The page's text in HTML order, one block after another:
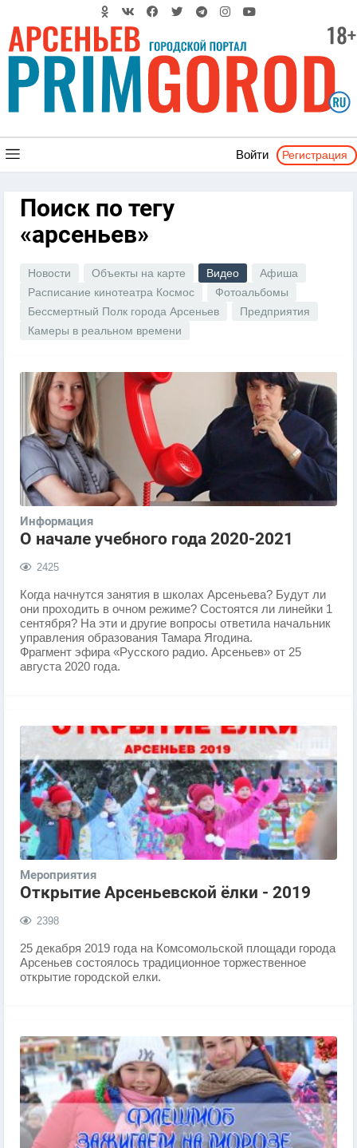
Войти Регистрация
Поиск по тегу
«арсеньев»
Новости Объекты на карте Видео
Афиша
Расписание кинотеатра Космос
Фотоальбомы
Бессмертный Полк города Арсеньев
Предприятия
Камеры в реальном времени
Информация
О начале учебного года 2020-2021
2425
Когда начнутся занятия в школах Арсеньева? Будут ли
они проходить в очном режиме? Состоятся ли линейки 1
сентября? На эти и другие вопросы ответила начальник
управления образования Тамара Ягодина.
Фрагмент эфира «Русского радио. Арсеньев» от 25
августа 2020 года.
Мероприятия
Открытие Арсеньевской ёлки - 2019
2398
25 декабря 2019 года на Комсомольской площади города
Арсеньев состоялось традиционное торжественное
открытие городской елки.